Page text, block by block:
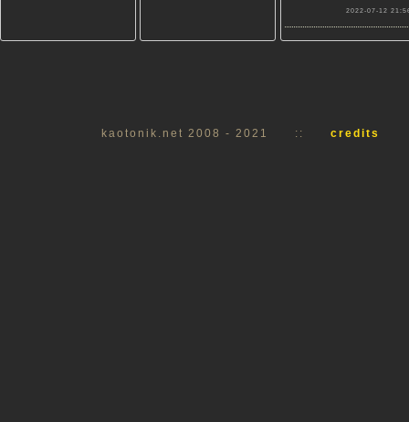
2022-07-12
kaotonik.net 2008 - 2021 :: credits